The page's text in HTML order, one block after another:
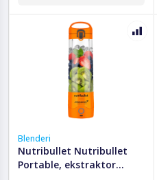
Blenderi
Nutribullet Nutribullet
Portable, ekstraktor